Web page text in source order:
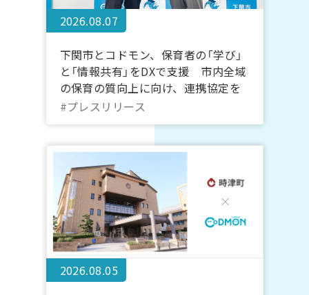
2026.08.07
下関市とコドモン、保育者の「学び」
と「情報共有」をDXで支援 市内全域
の保育の質向上に向け、連携協定を
締結
#プレスリリース
2026.08.05